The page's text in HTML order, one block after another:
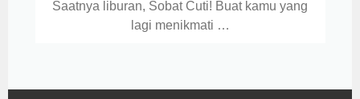
Saatnya liburan, Sobat Cuti! Buat kamu yang
lagi menikmati …